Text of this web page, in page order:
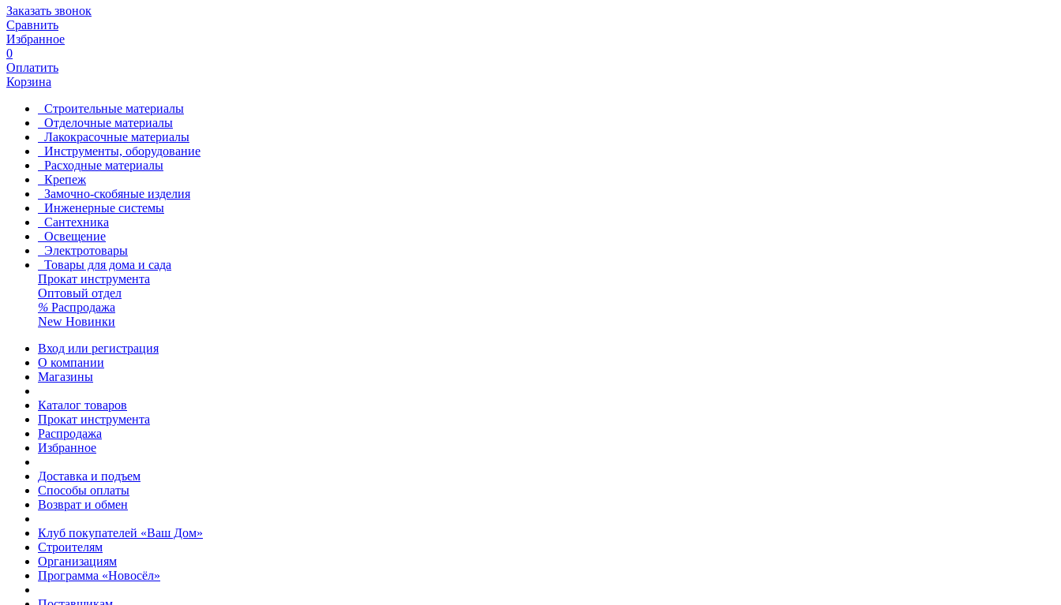
Заказать звонок
Сравнить
Избранное
0
Оплатить
Корзина
Строительные материалы
Отделочные материалы
Лакокрасочные материалы
Инструменты, оборудование
Расходные материалы
Крепеж
Замочно-скобяные изделия
Инженерные системы
Сантехника
Освещение
Электротовары
Товары для дома и сада
Прокат инструмента
Оптовый отдел
% Распродажа
New Новинки
Вход или регистрация
О компании
Магазины
Каталог товаров
Прокат инструмента
Распродажа
Избранное
Доставка и подъем
Способы оплаты
Возврат и обмен
Клуб покупателей «Ваш Дом»
Строителям
Организациям
Программа «Новосёл»